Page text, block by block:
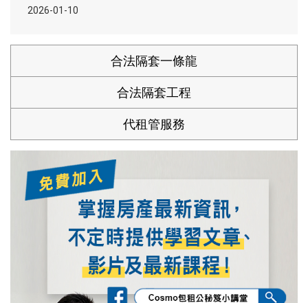
2026-01-10
合法隔套一條龍
合法隔套工程
代租管服務